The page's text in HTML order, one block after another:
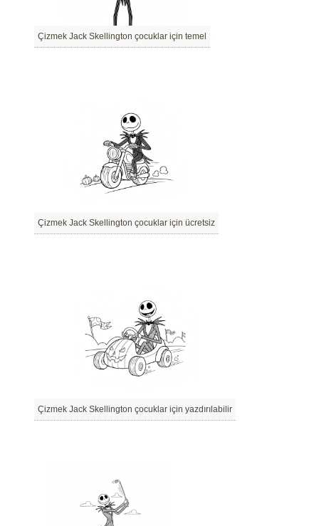
Çizmek Jack Skellington çocuklar için temel
Çizmek Jack Skellington çocuklar için ücretsiz
Çizmek Jack Skellington çocuklar için yazdırılabilir